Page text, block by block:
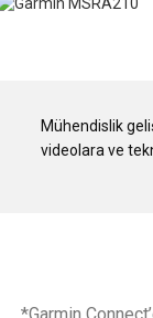
Mühendislik
videolara ve
*Garmin